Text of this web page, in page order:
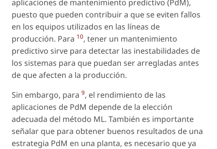
aplicaciones de mantenimiento predictivo (PdM),
puesto que pueden contribuir a que se eviten fallos
en los equipos utilizados en las líneas de
producción. Para 10, tener un mantenimiento
predictivo sirve para detectar las inestabilidades de
los sistemas para que puedan ser arregladas antes
de que afecten a la producción.
Sin embargo, para 9, el rendimiento de las
aplicaciones de PdM depende de la elección
adecuada del método ML. También es importante
señalar que para obtener buenos resultados de una
estrategia PdM en una planta, es necesario que ya